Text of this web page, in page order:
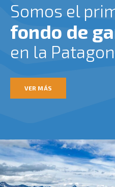
Somos el
fondo de
en la
VER MÁS